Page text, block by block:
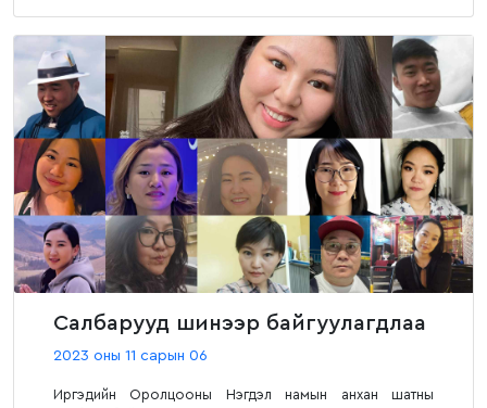
Салбарууд шинээр байгуулагдлаа
2023 оны 11 сарын 06
Иргэдийн Оролцооны Нэгдэл намын анхан шатны